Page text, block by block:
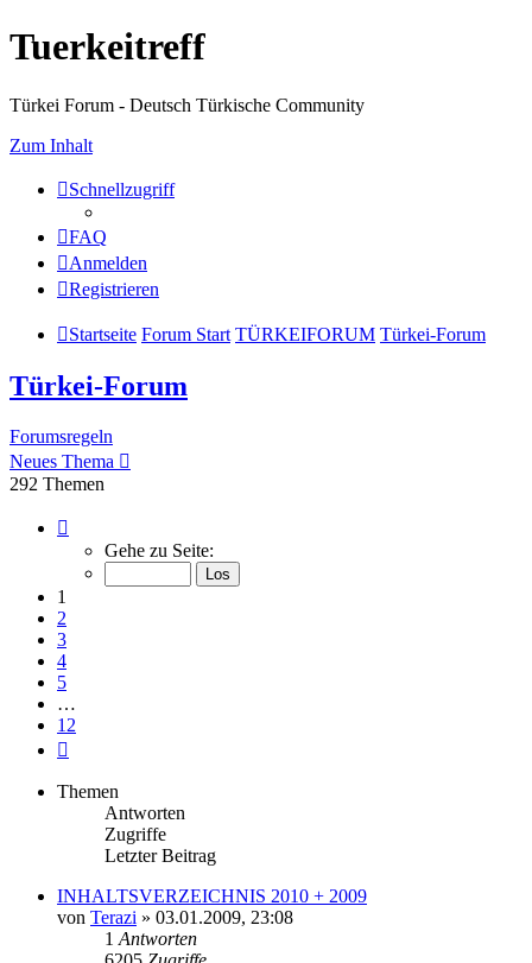
Tuerkeitreff
Türkei Forum - Deutsch Türkische Community
Zum Inhalt
Schnellzugriff
FAQ
Anmelden
Registrieren
Startseite Forum Start TÜRKEIFORUM Türkei-Forum
Türkei-Forum
Forumsregeln
Neues Thema
292 Themen
von
Gehe zu Seite:
1
2
3
4
5
…
12
Themen
Antworten
Zugriffe
Letzter Beitrag
INHALTSVERZEICHNIS 2010 + 2009
von Terazi » 03.01.2009, 23:08
1 Antworten